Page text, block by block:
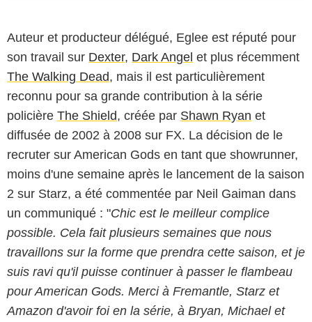
Auteur et producteur délégué, Eglee est réputé pour
son travail sur Dexter, Dark Angel et plus récemment
The Walking Dead, mais il est particulièrement
reconnu pour sa grande contribution à la série
policière The Shield, créée par Shawn Ryan et
diffusée de 2002 à 2008 sur FX. La décision de le
recruter sur American Gods en tant que showrunner,
moins d'une semaine après le lancement de la saison
2 sur Starz, a été commentée par Neil Gaiman dans
un communiqué : "Chic est le meilleur complice
possible. Cela fait plusieurs semaines que nous
travaillons sur la forme que prendra cette saison, et je
suis ravi qu'il puisse continuer à passer le flambeau
pour American Gods. Merci à Fremantle, Starz et
Amazon d'avoir foi en la série, à Bryan, Michael et